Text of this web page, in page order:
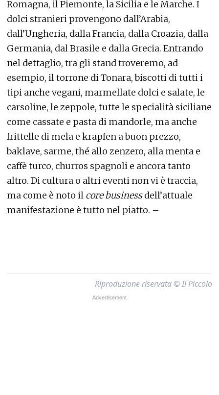
Romagna, il Piemonte, la Sicilia e le Marche. I
dolci stranieri provengono dall’Arabia,
dall’Ungheria, dalla Francia, dalla Croazia, dalla
Germania, dal Brasile e dalla Grecia. Entrando
nel dettaglio, tra gli stand troveremo, ad
esempio, il torrone di Tonara, biscotti di tutti i
tipi anche vegani, marmellate dolci e salate, le
carsoline, le zeppole, tutte le specialità siciliane
come cassate e pasta di mandorle, ma anche
frittelle di mela e krapfen a buon prezzo,
baklave, sarme, thé allo zenzero, alla menta e
caffè turco, churros spagnoli e ancora tanto
altro. Di cultura o altri eventi non vi è traccia,
ma come è noto il core businessdell’attuale
manifestazione è tutto nel piatto. –
Riproduzione riservata © Il Piccolo